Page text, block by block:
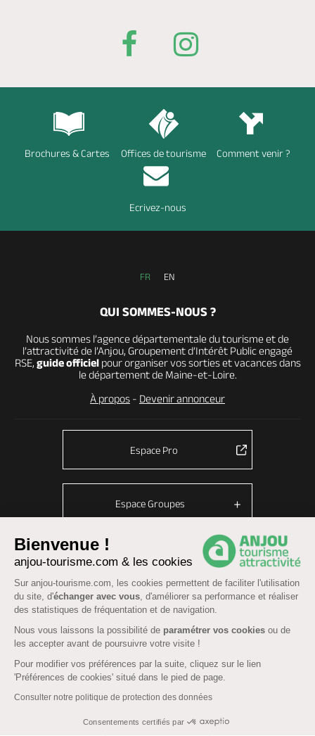
Bienvenue !
anjou-tourisme.com & les cookies
Sur anjou-tourisme.com, les cookies permettent de faciliter l'utilisation
du site, d'échanger avec vous, d'améliorer sa performance et réaliser
des statistiques de fréquentation et de navigation.
Nous vous laissons la possibilité de paramétrer vos cookies ou de
les accepter avant de poursuivre votre visite !
Pour modifier vos préférences par la suite, cliquez sur le lien
'Préférences de cookies' situé dans le pied de page.
Consulter notre politique de protection des données
Consentements certifiés par
Brochures & Cartes Offices de tourisme Comment venir ?
Ecrivez-nous
FR EN
QUI SOMMES-NOUS ?
Nous sommes l’agence départementale du tourisme et de
l’attractivité de l’Anjou, Groupement d’Intérêt Public engagé
RSE, guide officielpour organiser vos sorties et vacances dans
le département de Maine-et-Loire.
À propos - Devenir annonceur
Espace Pro
Espace Groupes
© Anjou tourisme 2026 -Plan du site-Fonctionnement du site
Mentions légales Données personnelles
CGU Réservation-Accessibilité : partiellement conforme